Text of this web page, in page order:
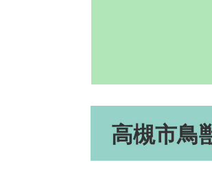
高槻市鳥